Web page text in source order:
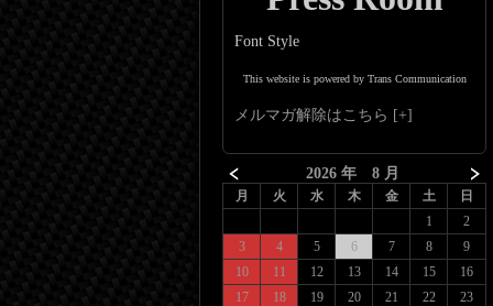
Font Style
This website is powered by Trans Communication
メルマガ解除はこちら
2026 年 8 月
月 火 水 木 金 土
日
1
2
3
4 5 6 7 8
9
10
11 12 13 14 15
16
17
18 19 20 21 22 23